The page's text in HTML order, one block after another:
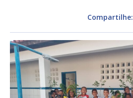
Compartilhe: